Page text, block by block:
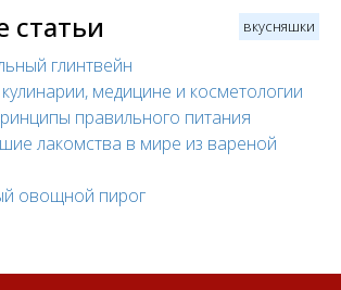
вкусняшки
статьи
глинтвейн
медицине и косметологии
правильного питания
лакомства в мире из вареной
овощной пирог